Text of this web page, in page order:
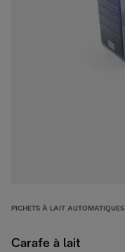
PICHETS À LAIT AUTOMATIQUES
Carafe à lait